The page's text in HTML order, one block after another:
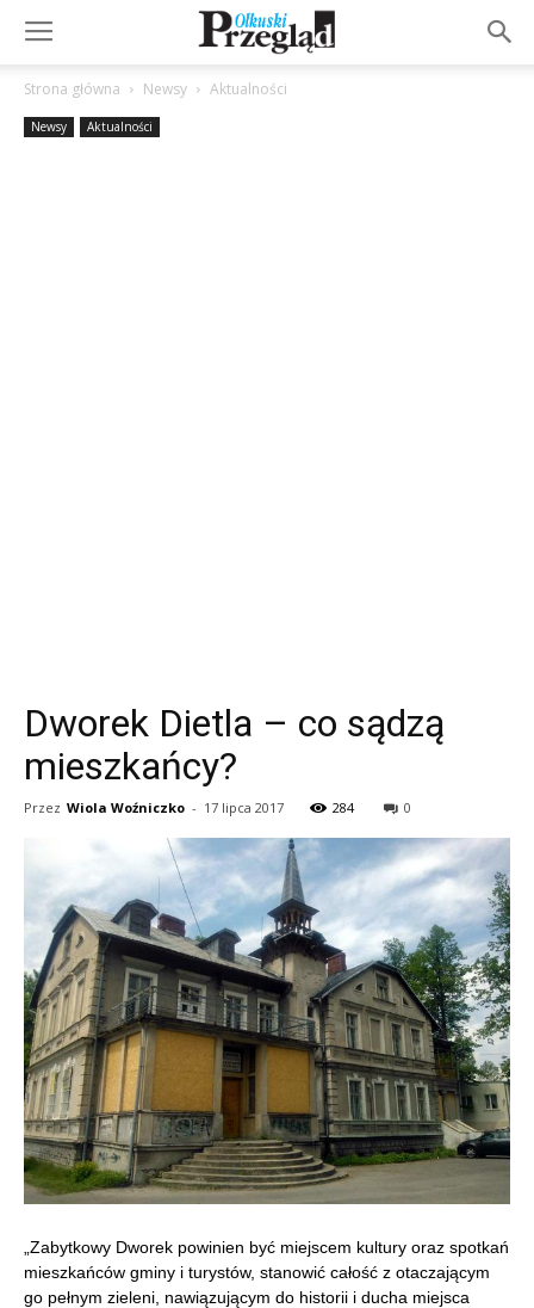
Strona główna Newsy Aktualności
Newsy Aktualności
Dworek Dietla – co sądzą
mieszkańcy?
Przez Wiola Woźniczko - 17 lipca 2017 284 0
„Zabytkowy Dworek powinien być miejscem kultury oraz spotkań
mieszkańców gminy i turystów, stanowić całość z otaczającym
go pełnym zieleni, nawiązującym do historii i ducha miejsca